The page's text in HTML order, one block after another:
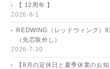
【 12周年 】
2026-8-1
REDWING（レッドウィング）
（先芯取外し）
2026-7-30
【8月の定休日と夏季休業のお知